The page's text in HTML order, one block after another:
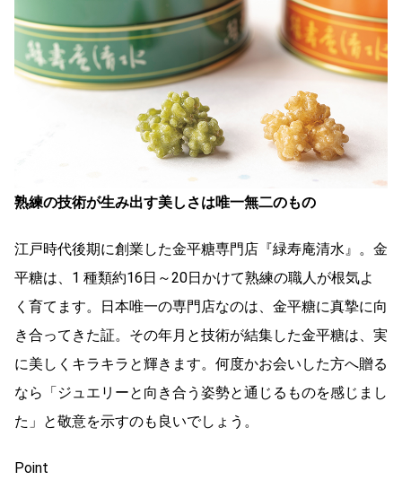
熟練の技術が生み出す美しさは唯一無二のもの
江戸時代後期に創業した金平糖専門店『緑寿庵清水』。金
平糖は、1 種類約16日～20日かけて熟練の職人が根気よ
く育てます。日本唯一の専門店なのは、金平糖に真摯に向
き合ってきた証。その年月と技術が結集した金平糖は、実
に美しくキラキラと輝きます。何度かお会いした方へ贈る
なら「ジュエリーと向き合う姿勢と通じるものを感じまし
た」と敬意を示すのも良いでしょう。
Point